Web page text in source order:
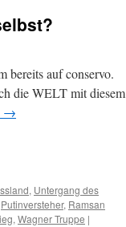
bereits auf conservo.
die WELT mit diesem
→
, Untergang des
Putinversteher, Ramsan
,Wagner Truppe |